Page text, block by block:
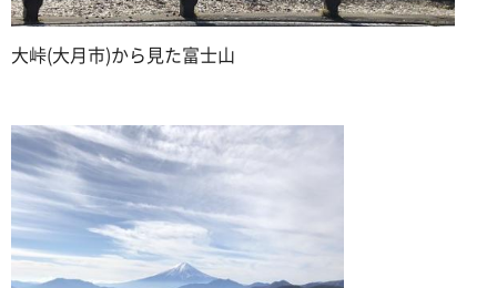
大峠(大月市)から見た富士山